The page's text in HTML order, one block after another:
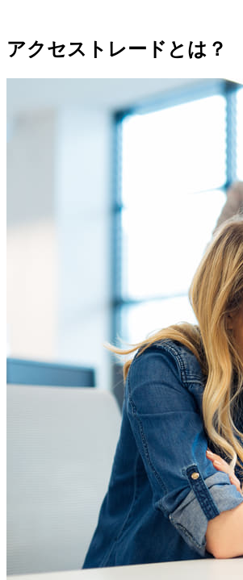
アクセストレードとは？